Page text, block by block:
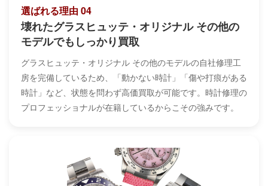
選ばれる理由 04
壊れたグラスヒュッテ・オリジナル その他の
モデルでもしっかり買取
グラスヒュッテ・オリジナル その他のモデルの自社修理工
房を完備しているため、「動かない時計」「傷や打痕がある
時計」など、状態を問わず高価買取が可能です。時計修理の
プロフェッショナルが在籍しているからこその強みです。